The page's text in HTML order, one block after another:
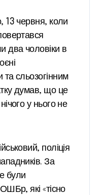
13 червня, коли
два чоловіки в
та сльозогінним
думав, що це
у нього не
поліція
За
були
які «тісно